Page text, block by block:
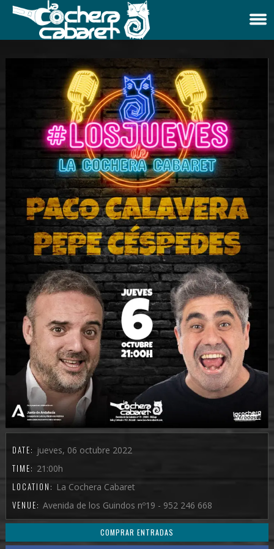
DATE: jueves, 06 octubre 2022
TIME: 21:00h
LOCATION: La Cochera Cabaret
VENUE: Avenida de los Guindos nº19 - 952 246 668
COMPRAR ENTRADAS